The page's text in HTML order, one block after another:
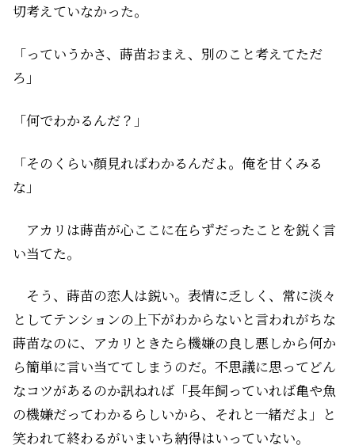
切考えていなかった。
「っていうかさ、蒔苗おまえ、別のこと考えてただ
ろ」
「何でわかるんだ？」
「そのくらい顔見ればわかるんだよ。俺を甘くみる
な」
アカリは蒔苗が心ここに在らずだったことを鋭く言
い当てた。
そう、蒔苗の恋人は鋭い。表情に乏しく、常に淡々
としてテンションの上下がわからないと言われがちな
蒔苗なのに、アカリときたら機嫌の良し悪しから何か
ら簡単に言い当ててしまうのだ。不思議に思ってどん
なコツがあるのか訊ねれば「長年飼っていれば亀や魚
の機嫌だってわかるらしいから、それと一緒だよ」と
笑われて終わるがいまいち納得はいっていない。